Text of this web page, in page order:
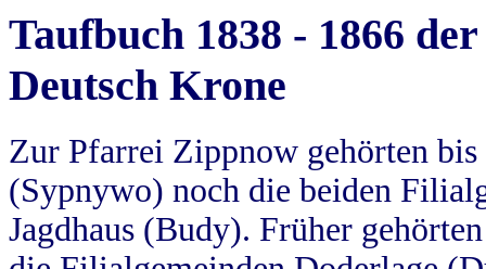
Taufbuch 1838 - 1866
Deutsch Krone
Zur Pfarrei Zippnow gehörten
(Sypnywo) noch die beiden
Jagdhaus (Budy). Früher